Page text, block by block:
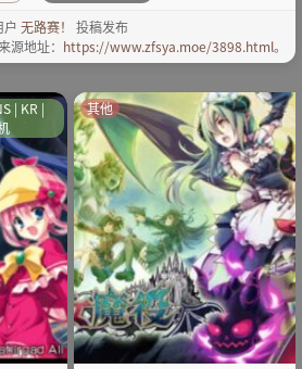
户 无路赛！
投稿发布
源地址： https://www.zfsya.moe/3898.html。
| KR |
其他